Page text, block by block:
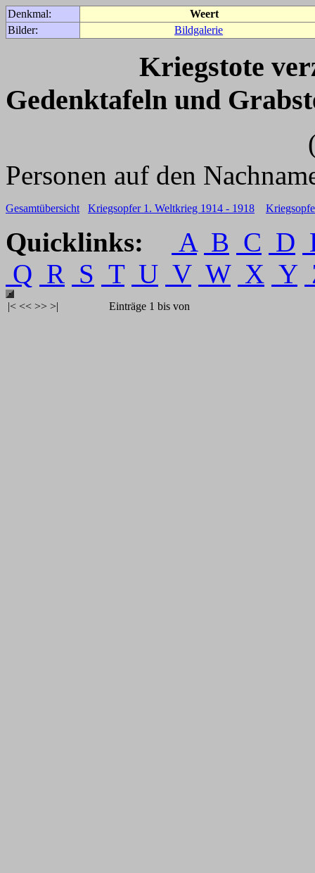
Denkmal:
Weert
Bilder:
Bildgalerie
Kriegstote
Gedenktafeln und
(Für weitere
Personen auf den
Gesamtübersicht Kriegsopfer 1. Weltkrieg 1914 - 1918
Quicklinks: A B C D
Q R S T U V W X Y
|< << >> >| Einträge 1 bis von